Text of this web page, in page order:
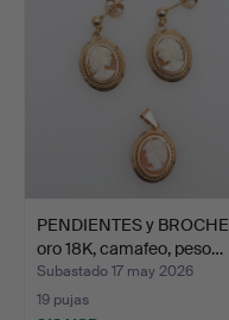
PENDIENTES y BROCHE
oro 18K, camafeo, peso…
Subastado 17 may 2026
19 pujas